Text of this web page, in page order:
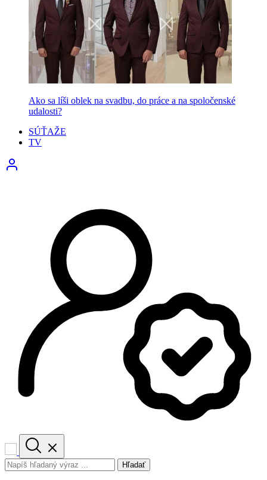
Ako sa líši oblek na svadbu, do práce a na spoločenské
udalosti?
SÚŤAŽE
TV
Hľadať